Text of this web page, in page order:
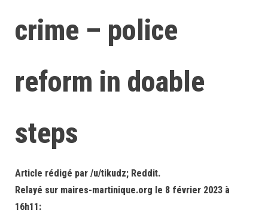
crime – police
reform in doable
steps
Article rédigé par /u/tikudz; Reddit.
Relayé sur maires-martinique.org le 8 février 2023 à
16h11: